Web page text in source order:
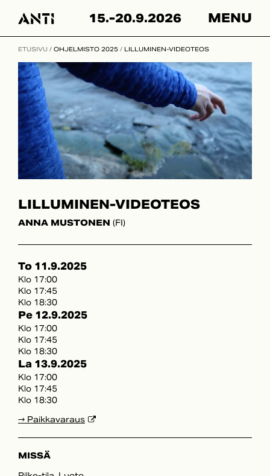
content
15.-20.9.2026 MENU
ETUSIVU / OHJELMISTO 2025 / LILLUMINEN-VIDEOTEOS
LILLUMINEN-VIDEOTEOS
ANNA MUSTONEN (FI)
To 11.9.2025
Klo 17:00
Klo 17:45
Klo 18:30
Pe 12.9.2025
Klo 17:00
Klo 17:45
Klo 18:30
La 13.9.2025
Klo 17:00
Klo 17:45
Klo 18:30
→ Paikkavaraus
MISSÄ